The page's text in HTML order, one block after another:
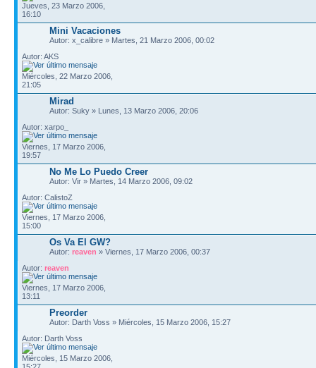
Jueves, 23 Marzo 2006,
16:10
Mini Vacaciones
Autor: x_calibre » Martes, 21 Marzo 2006, 00:02
Autor: AKS
Miércoles, 22 Marzo 2006,
21:05
Mirad
Autor: Suky » Lunes, 13 Marzo 2006, 20:06
Autor: xarpo_
Viernes, 17 Marzo 2006,
19:57
No Me Lo Puedo Creer
Autor: Vir » Martes, 14 Marzo 2006, 09:02
Autor: CalistoZ
Viernes, 17 Marzo 2006,
15:00
Os Va El GW?
Autor: reaven » Viernes, 17 Marzo 2006, 00:37
Autor: reaven
Viernes, 17 Marzo 2006,
13:11
Preorder
Autor: Darth Voss » Miércoles, 15 Marzo 2006, 15:27
Autor: Darth Voss
Miércoles, 15 Marzo 2006,
15:27